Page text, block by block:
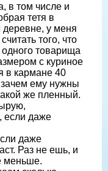
в том числе и
тетя в
у меня
того, что
одного товарища
с куриное
в кармане 40
ему нужны
же пленный.
если даже
даже
Раз не ешь, и
меньше.